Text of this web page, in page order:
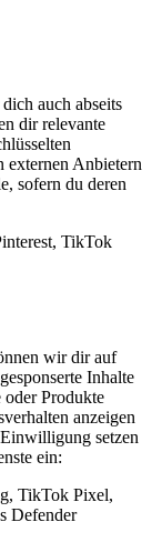
auch abseits
dir relevante
externen Anbietern
sofern du deren
TikTok
wir dir auf
Inhalte
oder Produkte
anzeigen
setzen
ein:
TikTok Pixel,
Defender